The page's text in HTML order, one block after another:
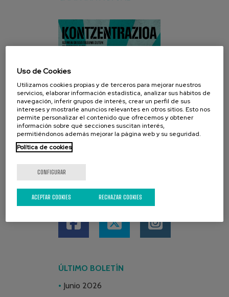
REDES SOCIALES
ÚLTIMO BOLETÍN
Junio 2026
Uso de Cookies
Utilizamos cookies propias y de terceros para mejorar nuestros
servicios, elaborar información estadística, analizar sus hábitos de
navegación, inferir grupos de interés, crear un perfil de sus
intereses y mostrarle anuncios relevantes en otros sitios. Esto nos
permite personalizar el contenido que ofrecemos y obtener
información sobre qué secciones suscitan interés,
permitiéndonos además mejorar la página web y su seguridad.
Política de cookies
CONFIGURAR
RECHAZAR COOKIES
ACEPTAR COOKIES